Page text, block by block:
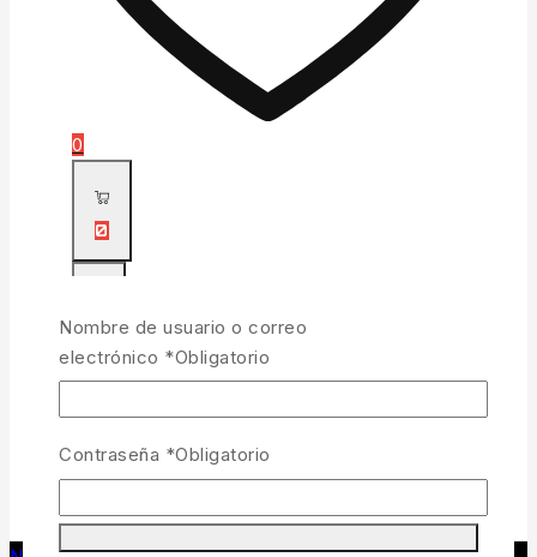
0
0
Nombre de usuario o correo
electrónico *Obligatorio
Contraseña *Obligatorio